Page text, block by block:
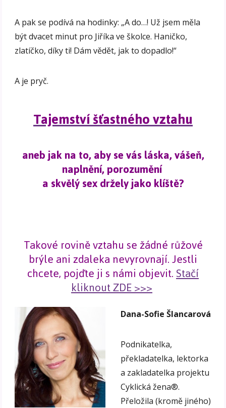
A pak se podívá na hodinky: „A do…! Už jsem měla
být dvacet minut pro Jiříka ve školce. Haničko,
zlatíčko, díky ti! Dám vědět, jak to dopadlo!“
A je pryč.
Tajemství šťastného vztahu
aneb jak na to, aby se vás láska, vášeň,
naplnění, porozumění
a skvělý sex držely jako klíště?
Takové rovině vztahu se žádné růžové
brýle ani zdaleka nevyrovnají. Jestli
chcete, pojďte ji s námi objevit.Stačí
kliknout ZDE >>>
Dana-Sofie Šlancarová
Podnikatelka,
překladatelka, lektorka
a zakladatelka projektu
Cyklická žena®.
Přeložila (kromě jiného)